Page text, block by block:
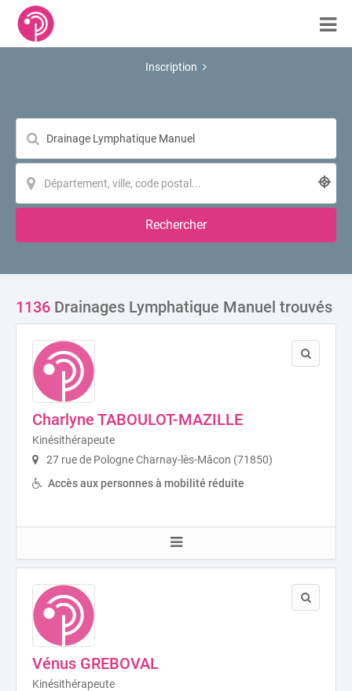
Inscription
Rechercher
1136 Drainages Lymphatique Manuel trouvés
Charlyne TABOULOT-MAZILLE
Kinésithérapeute
27 rue de Pologne Charnay-lès-Mâcon (71850)
Accès aux personnes à mobilité réduite
Vénus GREBOVAL
Kinésithérapeute